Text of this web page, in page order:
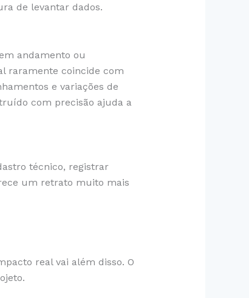
de levantar dados.
andamento ou
raramente coincide com
e variações de
com precisão ajuda a
técnico, registrar
um retrato muito mais
real vai além disso. O